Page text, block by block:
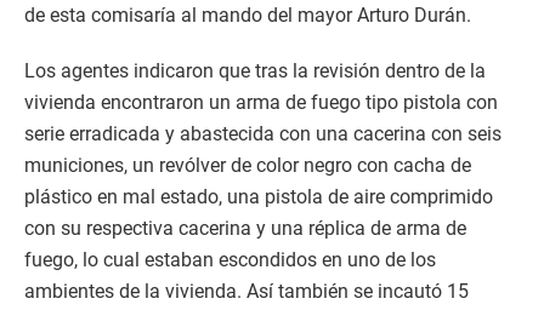
de esta comisaría al mando del mayor Arturo Durán.
Los agentes indicaron que tras la revisión dentro de la
vivienda encontraron un arma de fuego tipo pistola con
serie erradicada y abastecida con una cacerina con seis
municiones, un revólver de color negro con cacha de
plástico en mal estado, una pistola de aire comprimido
con su respectiva cacerina y una réplica de arma de
fuego, lo cual estaban escondidos en uno de los
ambientes de la vivienda. Así también se incautó 15